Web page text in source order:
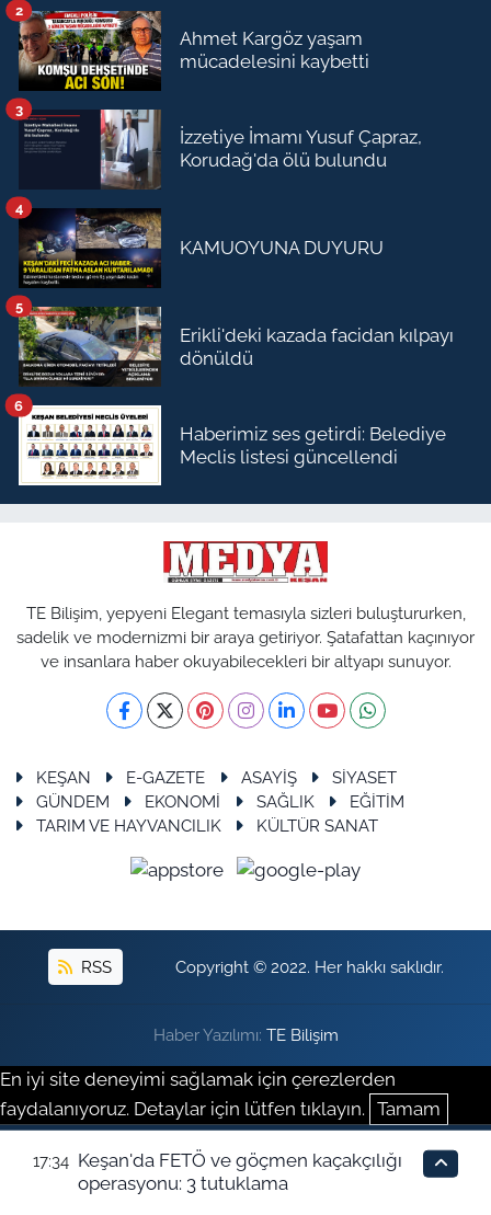
Ahmet Kargöz yaşam
mücadelesini kaybetti
2
İzzetiye İmamı Yusuf Çapraz,
Korudağ'da ölü bulundu
3
KAMUOYUNA DUYURU
4
Erikli'deki kazada facidan kılpayı
dönüldü
5
Haberimiz ses getirdi: Belediye
Meclis listesi güncellendi
6
TE Bilişim, yepyeni Elegant temasıyla sizleri buluştururken,
sadelik ve modernizmi bir araya getiriyor. Şatafattan kaçınıyor
ve insanlara haber okuyabilecekleri bir altyapı sunuyor.
KEŞAN E-GAZETE ASAYİŞ
SİYASET
GÜNDEM
EKONOMİ SAĞLIK
EĞİTİM
TARIM VE HAYVANCILIK
KÜLTÜR SANAT
RSS Copyright © 2022. Her hakkı saklıdır.
Haber Yazılımı: TE Bilişim
En iyi site deneyimi sağlamak için çerezlerden
faydalanıyoruz. Detaylar için lütfen tıklayın. Tamam
17:34 Keşan'da FETÖ ve göçmen kaçakçılığı
operasyonu: 3 tutuklama